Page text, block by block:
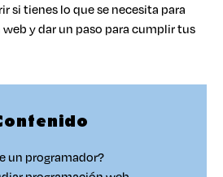
si tienes lo que se necesita para
y dar un paso para cumplir tus
un programador?